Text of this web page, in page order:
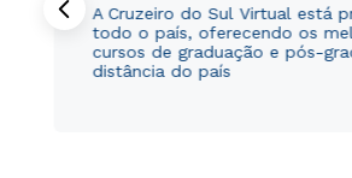
A Cruzeiro do Sul Virtual está
todo o país, oferecendo os
cursos de graduação e pós-
distância do país